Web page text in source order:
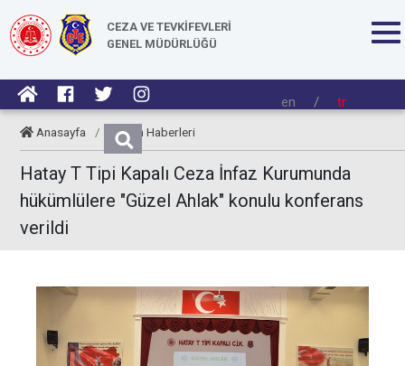
CEZA VE TEVKİFEVLERİ
GENEL MÜDÜRLÜĞÜ
en / tr
Anasayfa / Kurum Haberleri
Hatay T Tipi Kapalı Ceza İnfaz Kurumunda
hükümlülere "Güzel Ahlak" konulu konferans
verildi